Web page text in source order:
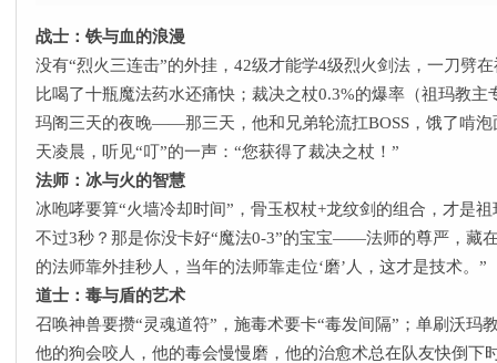
战士：铁与血的浪漫
没有“烈火三连击”的外挂，42级才能学4级烈火剑法，一刀劈
比喝了十瓶魔法药水还痛快；裁决之杖0.3%的爆率（祖玛教
玛阁三天的夜晚——那三天，他和兄弟轮流扛BOSS，饿了啃
天凌晨，听见“叮”的一声：“您获得了裁决之杖！”
法师：冰与火的智慧
冰咆哮要算“火墙冷却时间”，骨玉权杖+龙纹剑的组合，才是
不过3秒？那是你没卡好“魔法0-3”的宝宝——法师的尊严，藏
的法师靠外挂秒人，当年的法师靠走位‘磨’人，这才是技术。”
道士：毒与盾的艺术
召唤神兽要攒“灵魂道符”，施毒术要卡“毒发间隔”；单刷沃
他的狗会咬人，他的毒会慢慢磨，他的治愈术总在队友快倒下